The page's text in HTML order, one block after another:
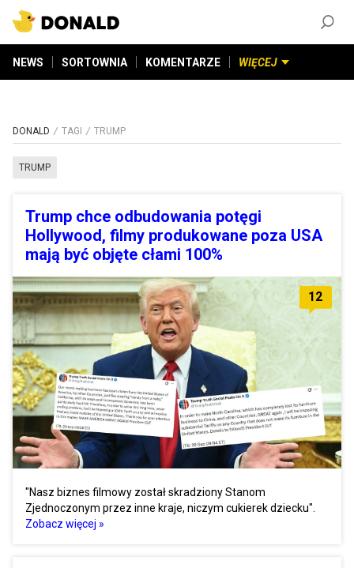
NEWS SORTOWNIA KOMENTARZE WIĘCEJ
DONALD TAGI TRUMP
TRUMP
Trump chce odbudowania potęgi
Hollywood, filmy produkowane poza USA
mają być objęte cłami 100%
12
"Nasz biznes filmowy został skradziony Stanom
Zjednoczonym przez inne kraje, niczym cukierek dziecku".
Zobacz więcej »